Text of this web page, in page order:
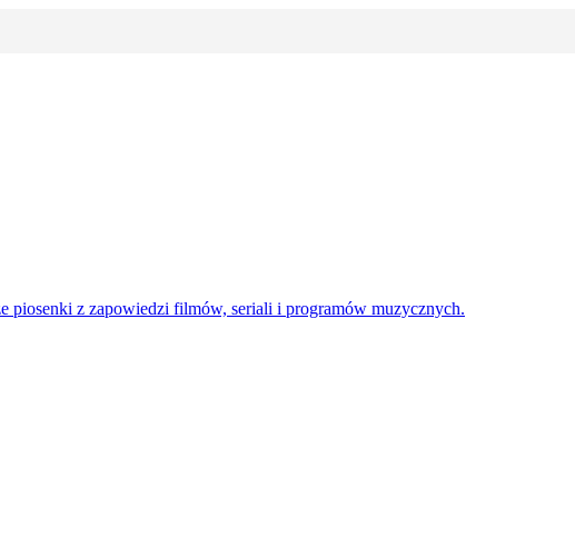
piosenki z zapowiedzi filmów, seriali i programów muzycznych.